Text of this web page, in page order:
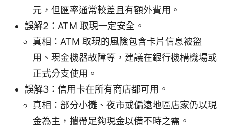
元，但匯率通常較差且有額外費用。
誤解2：ATM 取現一定安全。
真相：ATM 取現的風險包含卡片信息被盜
用、現金機器故障等，建議在銀行機構機場或
正式分支使用。
誤解3：信用卡在所有商店都可用。
真相：部分小攤、夜市或偏遠地區店家仍以現
金為主，攜帶足夠現金以備不時之需。